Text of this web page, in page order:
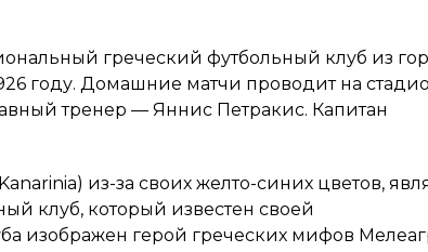
греческий футбольный клуб из
году. Домашние матчи проводит на
тренер — Яннис Петракис. Капитан
из-за своих желто-синих цветов,
клуб, который известен своей
изображен герой греческих мифов